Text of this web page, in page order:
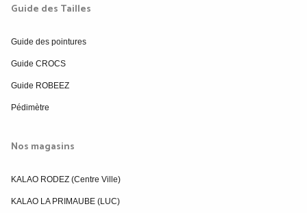
Guide des Tailles
Guide des pointures
Guide CROCS
Guide ROBEEZ
Pédimètre
Nos magasins
KALAO RODEZ (Centre Ville)
KALAO LA PRIMAUBE (LUC)